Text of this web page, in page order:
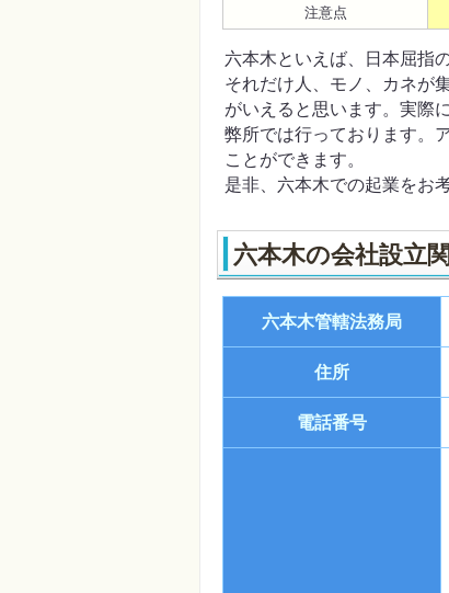
注意点
六本木といえば、日本屈指
それだけ人、モノ、カネが
がいえると思います。実際
弊所では行っております。
ことができます。
是非、六本木での起業をお
六本木の会社設立
六本木管轄法務局
住所
電話番号